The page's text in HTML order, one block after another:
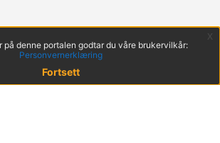
på denne portalen godtar du våre brukervilkår:
Personvernerklæring
Fortsett
x